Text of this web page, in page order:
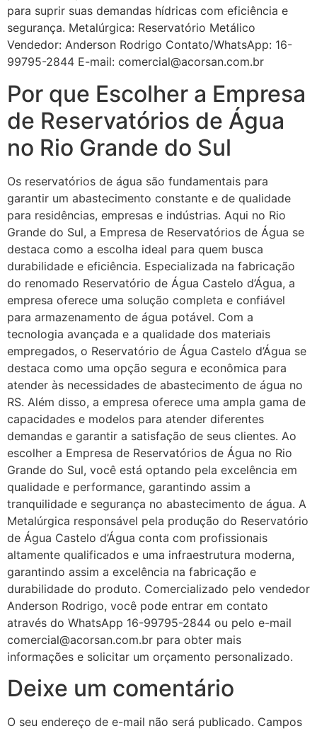
para suprir suas demandas hídricas com eficiência e
segurança. Metalúrgica: Reservatório Metálico
Vendedor: Anderson Rodrigo Contato/WhatsApp: 16-
99795-2844 E-mail: comercial@acorsan.com.br
Por que Escolher a Empresa
de Reservatórios de Água
no Rio Grande do Sul
Os reservatórios de água são fundamentais para
garantir um abastecimento constante e de qualidade
para residências, empresas e indústrias. Aqui no Rio
Grande do Sul, a Empresa de Reservatórios de Água se
destaca como a escolha ideal para quem busca
durabilidade e eficiência. Especializada na fabricação
do renomado Reservatório de Água Castelo d’Água, a
empresa oferece uma solução completa e confiável
para armazenamento de água potável. Com a
tecnologia avançada e a qualidade dos materiais
empregados, o Reservatório de Água Castelo d’Água se
destaca como uma opção segura e econômica para
atender às necessidades de abastecimento de água no
RS. Além disso, a empresa oferece uma ampla gama de
capacidades e modelos para atender diferentes
demandas e garantir a satisfação de seus clientes. Ao
escolher a Empresa de Reservatórios de Água no Rio
Grande do Sul, você está optando pela excelência em
qualidade e performance, garantindo assim a
tranquilidade e segurança no abastecimento de água. A
Metalúrgica responsável pela produção do Reservatório
de Água Castelo d’Água conta com profissionais
altamente qualificados e uma infraestrutura moderna,
garantindo assim a excelência na fabricação e
durabilidade do produto. Comercializado pelo vendedor
Anderson Rodrigo, você pode entrar em contato
através do WhatsApp 16-99795-2844 ou pelo e-mail
comercial@acorsan.com.br para obter mais
informações e solicitar um orçamento personalizado.
Deixe um comentário
O seu endereço de e-mail não será publicado. Campos